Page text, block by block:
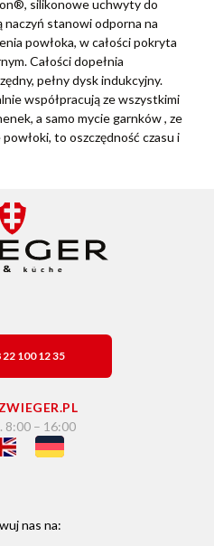
silikonowe uchwyty do
stanowi odporna na
powłoka, w całości pokryta
Całości dopełnia
pełny dysk indukcyjny.
współpracują ze wszystkimi
a samo mycie garnków , ze
to oszczędność czasu i
22 100 12 35
8:00 – 16:00
nas na: